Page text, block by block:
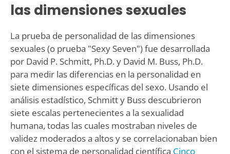
las dimensiones sexuales
La prueba de personalidad de las dimensiones
sexuales (o prueba "Sexy Seven") fue desarrollada
por David P. Schmitt, Ph.D. y David M. Buss, Ph.D.
para medir las diferencias en la personalidad en
siete dimensiones específicas del sexo. Usando el
análisis estadístico, Schmitt y Buss descubrieron
siete escalas pertenecientes a la sexualidad
humana, todas las cuales mostraban niveles de
validez moderados a altos y se correlacionaban bien
con el sistema de personalidad científica Cinco